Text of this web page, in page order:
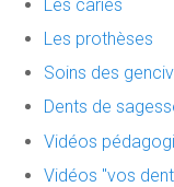
Les caries
Les prothèses
Soins des
Dents de
Vidéos
Vidéos "vos